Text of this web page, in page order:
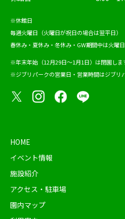
※休館日
毎週火曜日（火曜日が祝日の場合は翌平日）
春休み・夏休み・冬休み・GW期間中は火曜日
※年末年始（12月29日～1月1日）は閉園しま
※ジブリパークの営業日・営業時間はジブリ
HOME
イベント情報
施設紹介
アクセス・駐車場
園内マップ